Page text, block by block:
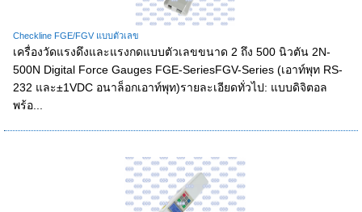
Checkline FGE/FGV แบบตัวเลข
เครื่องวัดแรงดึงและแรงกดแบบตัวเลขขนาด 2 ถึง 500 นิวตัน 2N-
500N Digital Force Gauges FGE-SeriesFGV-Series (เอาท์พุท RS-
232 และ±1VDC อนาล็อกเอาท์พุท)รายละเอียดทั่วไป: แบบดิจิตอล
พร้อ...